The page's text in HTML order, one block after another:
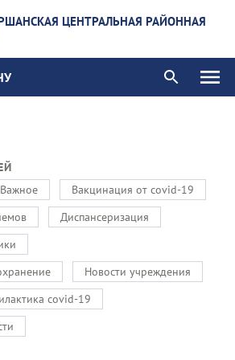
ЦЕНТРАЛЬНАЯ РАЙОННАЯ
Важное
Вакцинация от covid-19
Диспансеризация
Новости учреждения
covid-19